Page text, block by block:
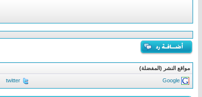
مواقع النشر (المفضلة)
Google
twitter